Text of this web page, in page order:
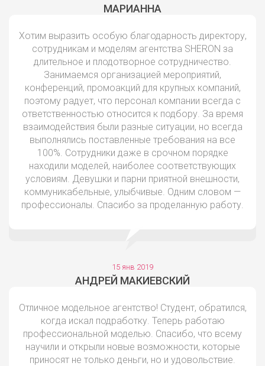
МАРИАННА
Хотим выразить особую благодарность директору,
сотрудникам и моделям агентства SHERON за
длительное и плодотворное сотрудничество.
Занимаемся организацией мероприятий,
конференций, промоакций для крупных компаний,
поэтому радует, что персонал компании всегда с
ответственностью относится к подбору. За время
взаимодействия были разные ситуации, но всегда
выполнялись поставленные требования на все
100%. Сотрудники даже в срочном порядке
находили моделей, наиболее соответствующих
условиям. Девушки и парни приятной внешности,
коммуникабельные, улыбчивые. Одним словом —
профессионалы. Спасибо за проделанную работу.
15 янв 2019
АНДРЕЙ МАКИЕВСКИЙ
Отличное модельное агентство! Студент, обратился,
когда искал подработку. Теперь работаю
профессиональной моделью. Спасибо, что всему
научили и открыли новые возможности, которые
приносят не только деньги, но и удовольствие.